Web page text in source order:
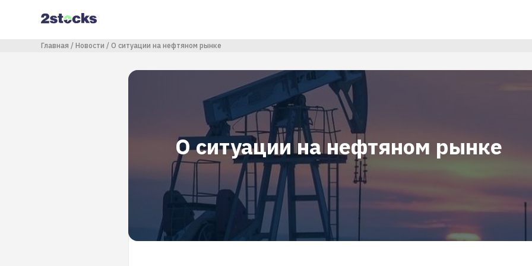
содержанию
Строка навигации
Главная Новости О ситуации на нефтяном рынке
О ситуации на нефтяном рынке